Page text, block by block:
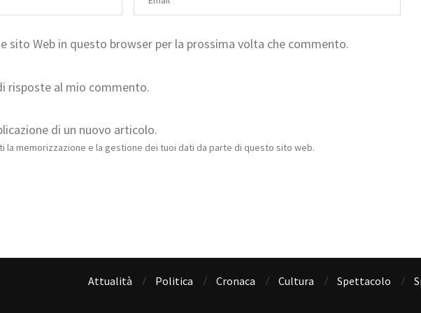
sito Web in questo browser per la prossima volta che commento.
risposte al mio commento.
di un nuovo articolo.
la memorizzazione e la gestione dei tuoi dati da parte di questo sito web.
Attualità Politica Cronaca Cultura Spettacolo